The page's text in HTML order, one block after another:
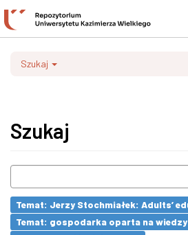
Szukaj
Szukaj
Temat: Jerzy Stochmiałek: Adults’
Temat: gospodarka oparta na wiedzy